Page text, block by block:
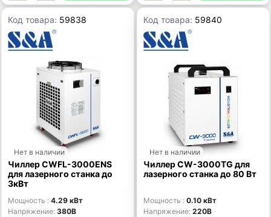
Код товара: 59838
Нет в наличии
Чиллер CWFL-3000ENS
для лазерного станка до
3кВт
Мощность
4.29 кВт
Напряжение 380В
Код товара: 59840
Нет в наличии
Чиллер CW-3000TG для
лазерного станка до 80 Вт
Мощность
0.10 кВт
Напряжение 220В